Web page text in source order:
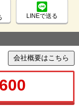
LINEで送る
会社概要はこちら